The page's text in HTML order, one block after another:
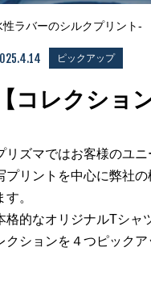
性ラバーのシルクプリント-
ピックアップ
【コレクショ
リズマではお客様のユ
プリントを中心に弊社
す。
格的なオリジナルTシャ
クションを４つピックア